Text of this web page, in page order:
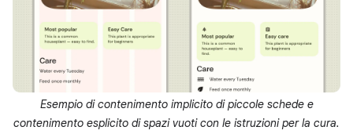
Esempio di contenimento implicito di piccole schede e
contenimento esplicito di spazi vuoti con le istruzioni per la cura.